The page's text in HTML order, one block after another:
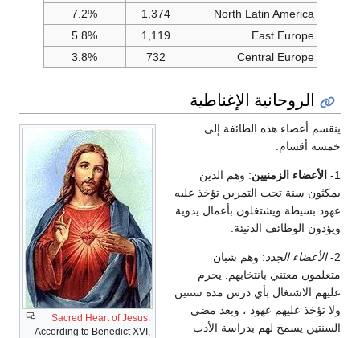
North Latin America
1,374
7.2%
East Europe
1,119
5.8%
Central Europe
732
3.8%
الروحانية الإغناطية
Sacred Heart of Jesus
According to Benedict XVI,
ينقسم أعضاء هذه الطائفة إلى
خمسة أقسام:
1- الأعضاء الزمنيين: وهم الذين
يمكثون سنة تحت التمرين تؤخذ عليه
عهود بسيطة ويشتغلون بأعمال يدوية
ويؤدون الوظائف الدنيئة.
2- الأعضاء الجدد: وهم شبان
متعلمون معتني بانتخابهم. يحرم
عليهم الاشتغال بأي درس مدة سنتين
ولا تؤخذ عليهم عهود ، وبعد مضي
السنتين يسمح لهم بدراسة الأدب